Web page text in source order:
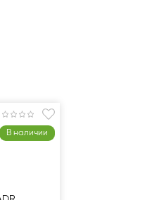
В наличии